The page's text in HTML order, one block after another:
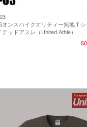
ンスハイクオリティー無地Ｔシ
ッドアスレ（United Athle）